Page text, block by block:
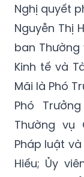
Nghị quyết
Nguyễn Thị
ban Thường
Kinh tế và
Mãi là Phó
Phó
Thường vụ
Pháp luật
Hiếu; Ủy